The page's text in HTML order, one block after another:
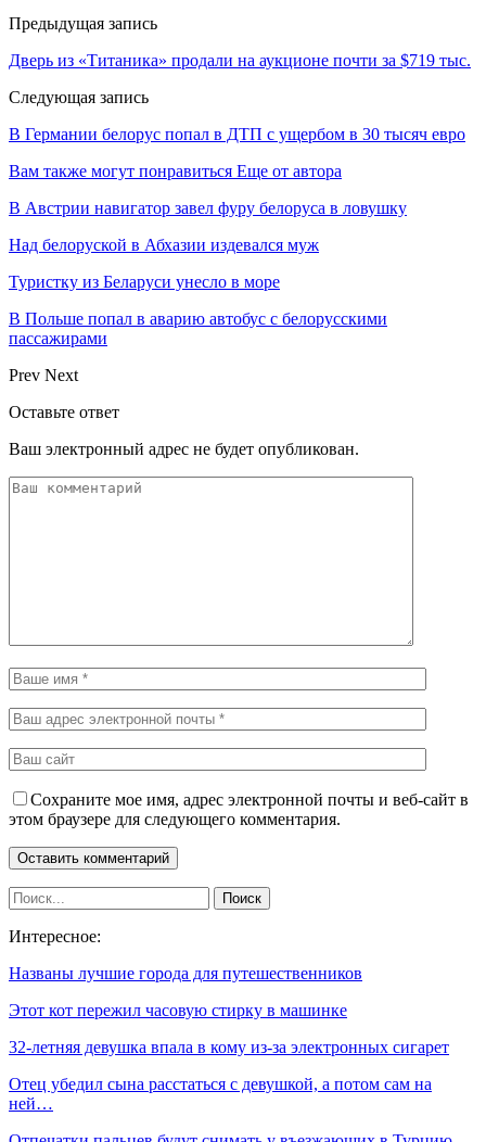
Предыдущая запись
Дверь из «Титаника» продали на аукционе почти за $719 тыс.
Следующая запись
В Германии белорус попал в ДТП с ущербом в 30 тысяч евро
Вам также могут понравиться Еще от автора
В Австрии навигатор завел фуру белоруса в ловушку
Над белоруской в Абхазии издевался муж
Туристку из Беларуси унесло в море
В Польше попал в аварию автобус с белорусскими
пассажирами
Prev Next
Оставьте ответ
Ваш электронный адрес не будет опубликован.
Сохраните мое имя, адрес электронной почты и веб-сайт в
этом браузере для следующего комментария.
Интересное:
Названы лучшие города для путешественников
Этот кот пережил часовую стирку в машинке
32-летняя девушка впала в кому из-за электронных сигарет
Отец убедил сына расстаться с девушкой, а потом сам на
ней…